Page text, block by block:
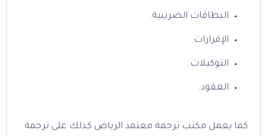
البطاقات الضريبية.
الإقرارات.
التوكيلات.
العقود.
كما يعمل مكتب ترجمة معتمد الرياض كذلك على ترجمة